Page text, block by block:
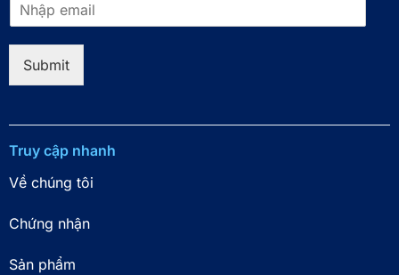
m
*
Submit
Truy cập nhanh
Về chúng tôi
Chứng nhận
Sản phẩm